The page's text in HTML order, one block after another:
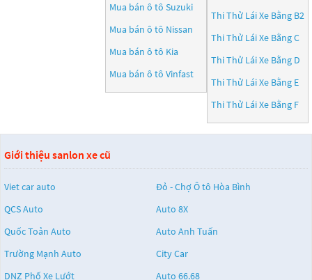
Mua bán ô tô Suzuki
Mua bán ô tô Nissan
Mua bán ô tô Kia
Mua bán ô tô Vinfast
Thi Thử Lái Xe Bằng B2
Thi Thử Lái Xe Bằng C
Thi Thử Lái Xe Bằng D
Thi Thử Lái Xe Bằng E
Thi Thử Lái Xe Bằng F
Giới thiệu sanlon xe cũ
Viet car auto
Đỏ - Chợ Ô tô Hòa Bình
QCS Auto
Auto 8X
Quốc Toản Auto
Auto Anh Tuấn
Trường Mạnh Auto
City Car
DNZ Phố Xe Lướt
Auto 66.68